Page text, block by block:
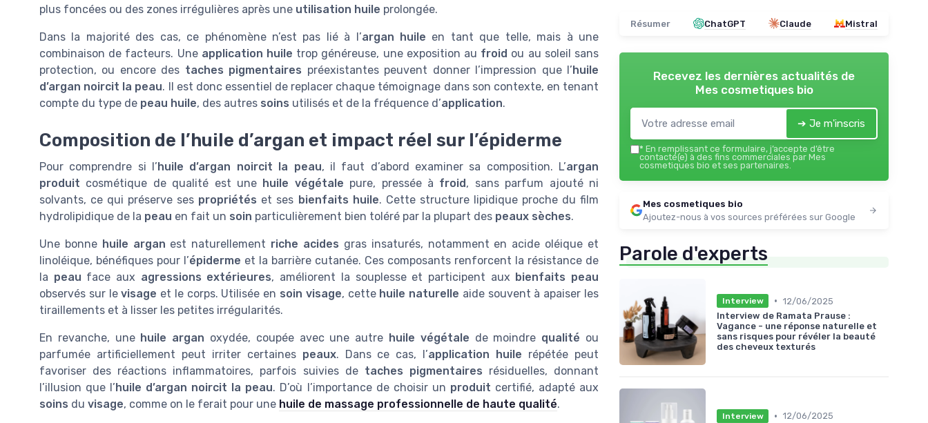
plus foncées ou des zones irrégulières après une utilisation huile prolongée.
Dans la majorité des cas, ce phénomène n’est pas lié à l’argan huile en tant que telle, mais à une
combinaison de facteurs. Une application huile trop généreuse, une exposition au froid ou au soleil sans
protection, ou encore des taches pigmentaires préexistantes peuvent donner l’impression que l’huile
d’argan noircit la peau. Il est donc essentiel de replacer chaque témoignage dans son contexte, en tenant
compte du type de peau huile, des autres soins utilisés et de la fréquence d’application.
Composition de l’huile d’argan et impact réel sur l’épiderme
Pour comprendre si l’ huile d’argan noircit la peau, il faut d’abord examiner sa composition. L’argan
produit cosmétique de qualité est une huile végétale pure, pressée à froid , sans parfum ajouté ni
solvants, ce qui préserve ses propriétés et ses bienfaits huile. Cette structure lipidique proche du film
hydrolipidique de la peau en fait un soin particulièrement bien toléré par la plupart des peaux sèches.
Une bonne huile argan est naturellement riche acides gras insaturés, notamment en acide oléique et
linoléique, bénéfiques pour l’épiderme et la barrière cutanée. Ces composants renforcent la résistance de
la peau face aux agressions extérieures, améliorent la souplesse et participent aux bienfaits peau
observés sur levisage et le corps. Utilisée en soin visage, cette huile naturelle aide souvent à apaiser les
tiraillements et à lisser les petites irrégularités.
En revanche, une huile argan oxydée, coupée avec une autre huile végétale de moindre qualité ou
parfumée artificiellement peut irriter certaines peaux. Dans ce cas, l’application huile répétée peut
favoriser des réactions inflammatoires, parfois suivies de taches pigmentaires résiduelles, donnant
l’illusion que l’ huile d’argan noircit la peau. D’où l’importance de choisir un produit certifié, adapté aux
soins du visage, comme on le ferait pour une huile de massage professionnelle de haute qualité.
Résumer ChatGPT Claude Mistral
Recevez les dernières actualités de
Mes cosmetiques bio
➔ Je m'inscris
* En remplissant ce formulaire, j’accepte d’être
contacté(e) à des fins commerciales par Mes
cosmetiques bio et ses partenaires.
Mes cosmetiques bio
Ajoutez-nous à vos sources préférées sur Google
Parole d'experts
Interview • 12/06/2025
Interview de Ramata Prause :
Vagance - une réponse naturelle et
sans risques pour révéler la beauté
des cheveux texturés
Interview • 12/06/2025